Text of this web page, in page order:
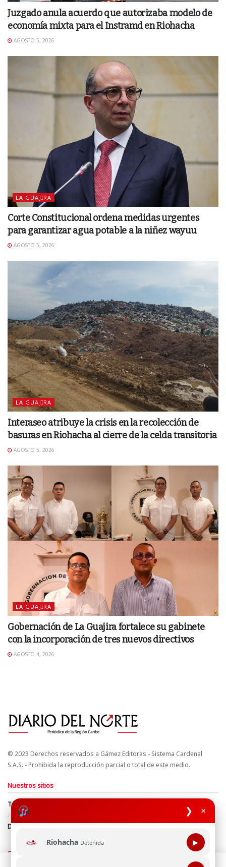
❯ ×
Riohacha Detenida ▶
Juzgado anula acuerdo que autorizaba modelo de
economía mixta para el Instramd en Riohacha
AGOSTO 5, 2026
LA GUAJIRA
Corte Constitucional ordena medidas urgentes
para garantizar agua potable a la niñez wayuu
AGOSTO 5, 2026
LA GUAJIRA
Interaseo atribuye la crisis en la recolección de
basuras en Riohacha al cierre de la celda transitoria
AGOSTO 5, 2026
LA GUAJIRA
Gobernación de La Guajira fortalece su gabinete
con la incorporación de tres nuevos directivos
AGOSTO 4, 2026
© 2023 Derechos reservados a Gámez Editores - Sistema Cardenal
S.A.S. - Prohibida la reproducción parcial o total de este medio.
Nuestros sitios
Términos y Condiciones
Derechos de Autor y Propiedad Intelectual
Política de uso de cookies
Política de Tratamiento de Datos
Directrices Editoriales
Síguenos
Esta página web usa cookie para mejorar tu experiencia de